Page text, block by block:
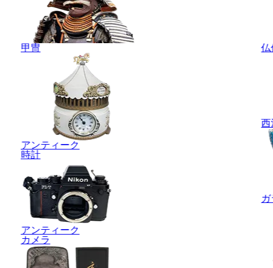
甲冑
アンティーク
時計
アンティーク
カメラ
仏
西